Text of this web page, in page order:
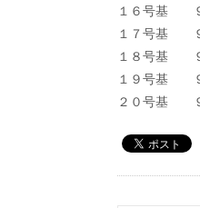
１６号基 ９
１７号基 ９
１８号基 ９
１９号基 ９
２０号基 ９